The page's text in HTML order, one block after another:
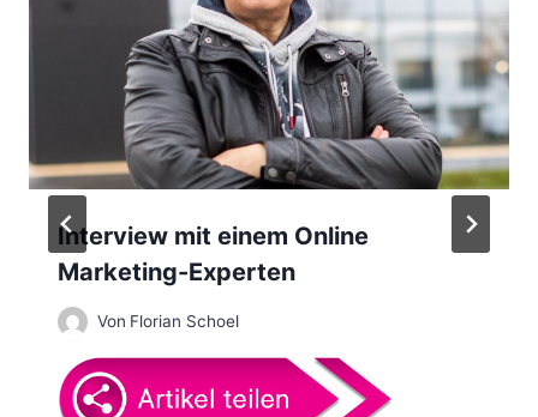
g
Interview mit einem Online
Marketing-Experten
Von Florian Schoel